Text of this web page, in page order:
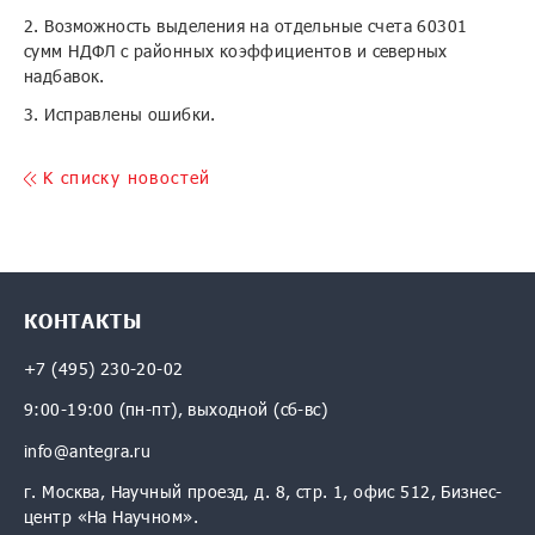
2. Возможность выделения на отдельные счета 60301
сумм НДФЛ с районных коэффициентов и северных
надбавок.
3. Исправлены ошибки.
K списку новостей
КОНТАКТЫ
+7 (495) 230-20-02
9:00-19:00 (пн-пт), выходной (сб-вс)
info@antegra.ru
г. Москва, Научный проезд, д. 8, стр. 1, офис 512, Бизнес-
центр «На Научном».